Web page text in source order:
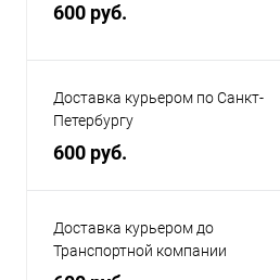
600 руб.
Доставка курьером по Санкт-
Петербургу
600 руб.
Доставка курьером до
Транспортной компании